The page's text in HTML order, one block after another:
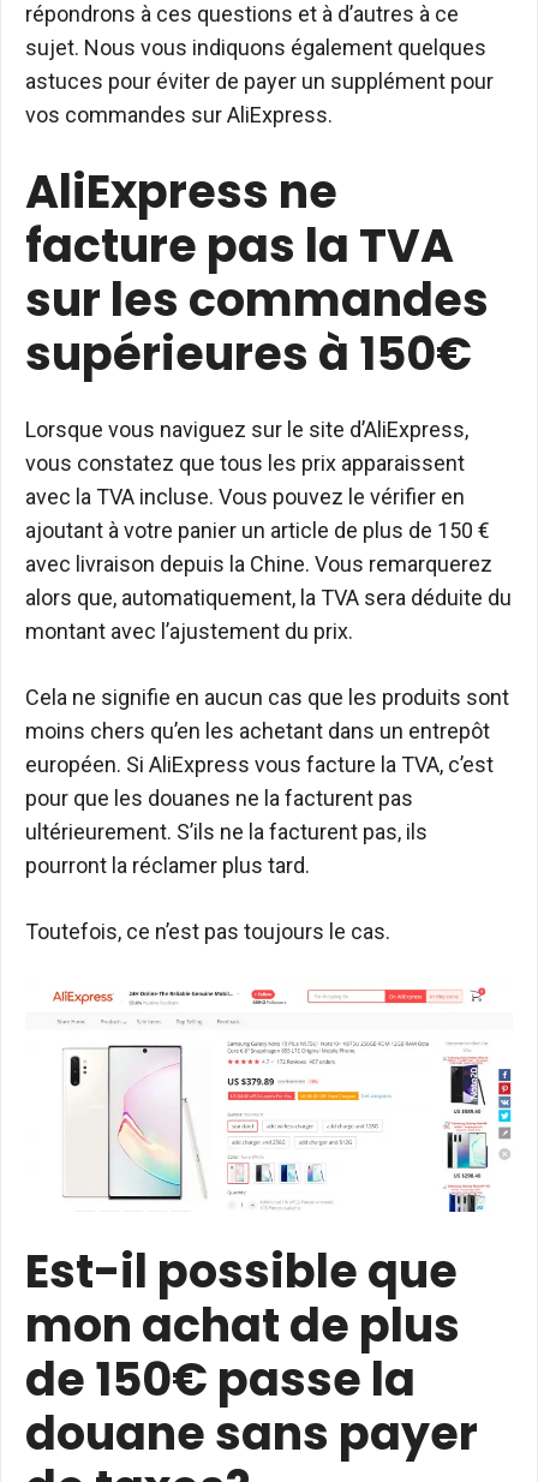
répondrons à ces questions et à d’autres à ce
sujet. Nous vous indiquons également quelques
astuces pour éviter de payer un supplément pour
vos commandes sur AliExpress.
AliExpress ne
facture pas la TVA
sur les commandes
supérieures à 150€
Lorsque vous naviguez sur le site d’AliExpress,
vous constatez que tous les prix apparaissent
avec la TVA incluse. Vous pouvez le vérifier en
ajoutant à votre panier un article de plus de 150 €
avec livraison depuis la Chine. Vous remarquerez
alors que, automatiquement, la TVA sera déduite du
montant avec l’ajustement du prix.
Cela ne signifie en aucun cas que les produits sont
moins chers qu’en les achetant dans un entrepôt
européen. Si AliExpress vous facture la TVA, c’est
pour que les douanes ne la facturent pas
ultérieurement. S’ils ne la facturent pas, ils
pourront la réclamer plus tard.
Toutefois, ce n’est pas toujours le cas.
Est-il possible que
mon achat de plus
de 150€ passe la
douane sans payer